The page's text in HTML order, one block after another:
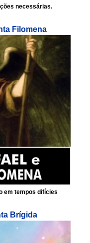
necessárias.
Filomena
em tempos difícies
Brígida